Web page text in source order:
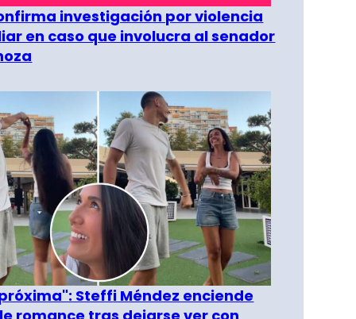
investigación por violencia
en caso que involucra al senador
Steffi Méndez enciende